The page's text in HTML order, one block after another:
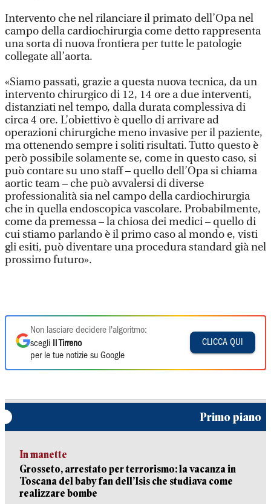
Intervento che nel rilanciare il primato dell’Opa nel
campo della cardiochirurgia come detto rappresenta
una sorta di nuova frontiera per tutte le patologie
collegate all’aorta.
«Siamo passati, grazie a questa nuova tecnica, da un
intervento chirurgico di 12, 14 ore a due interventi,
distanziati nel tempo, dalla durata complessiva di
circa 4 ore. L’obiettivo è quello di arrivare ad
operazioni chirurgiche meno invasive per il paziente,
ma ottenendo sempre i soliti risultati. Tutto questo è
però possibile solamente se, come in questo caso, si
può contare su uno staff – quello dell’Opa si chiama
aortic team – che può avvalersi di diverse
professionalità sia nel campo della cardiochirurgia
che in quella endoscopica vascolare. Probabilmente,
come da premessa – la chiosa dei medici – quello di
cui stiamo parlando è il primo caso al mondo e, visti
gli esiti, può diventare una procedura standard già nel
prossimo futuro».
Non lasciare decidere l'algoritmo:
scegli
Il Tirreno
per le tue notizie su Google
CLICCA QUI
Primo piano
In manette
Grosseto, arrestato per terrorismo: la vacanza in
Toscana del baby fan dell’Isis che studiava come
realizzare bombe